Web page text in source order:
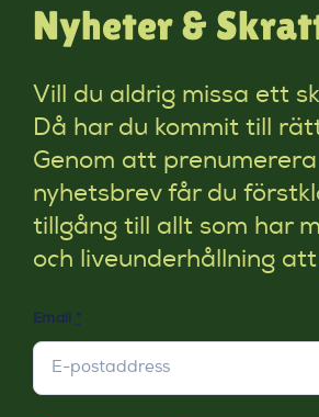
Nyheter &
Vill du aldrig missa ett
Då har du kommit till
Genom att
nyhetsbrev får du
tillgång till allt som har
och liveunderhållning
Email *